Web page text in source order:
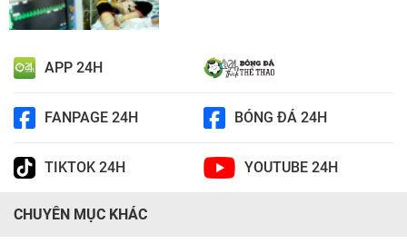
APP 24H
FANPAGE 24H BÓNG ĐÁ 24H
TIKTOK 24H YOUTUBE 24H
CHUYÊN MỤC KHÁC